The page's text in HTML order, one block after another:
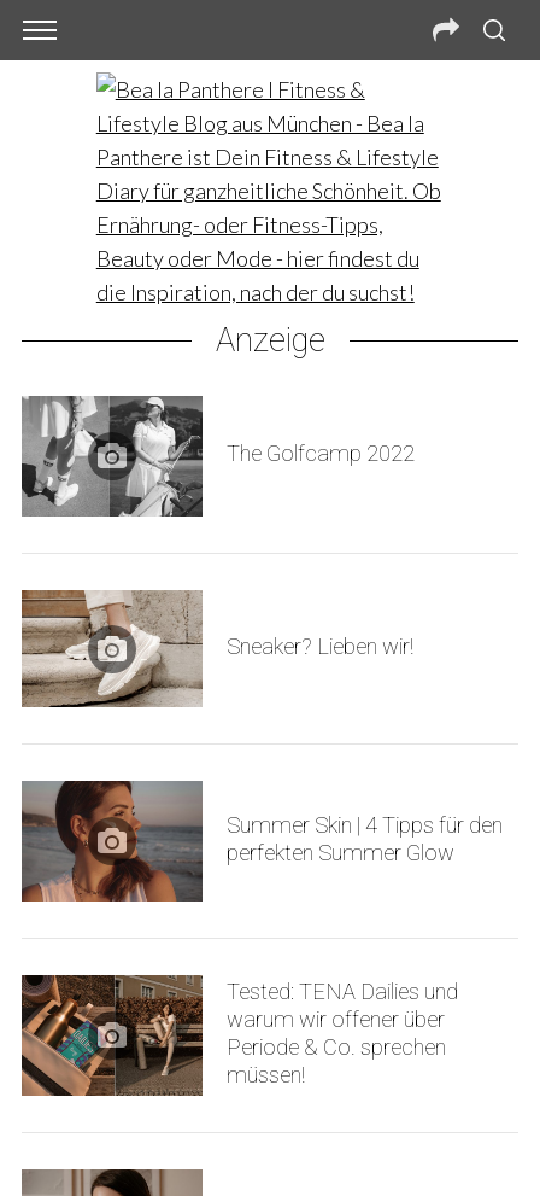
Anzeige
The Golfcamp 2022
Sneaker? Lieben wir!
Summer Skin | 4 Tipps für den
perfekten Summer Glow
Tested: TENA Dailies und
warum wir offener über
Periode & Co. sprechen
müssen!